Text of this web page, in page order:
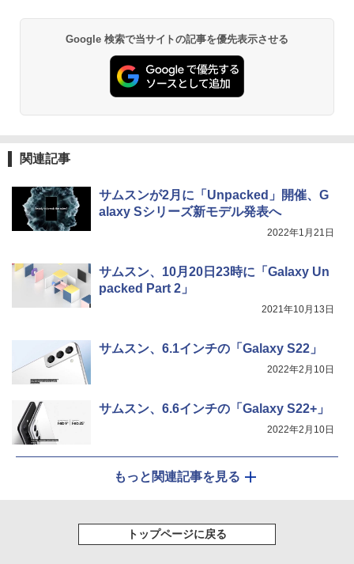
Google 検索で当サイトの記事を優先表示させる
関連記事
サムスンが2月に「Unpacked」開催、G
alaxy Sシリーズ新モデル発表へ
2022年1月21日
サムスン、10月20日23時に「Galaxy Un
packed Part 2」
2021年10月13日
サムスン、6.1インチの「Galaxy S22」
2022年2月10日
サムスン、6.6インチの「Galaxy S22+」
2022年2月10日
もっと関連記事を見る
トップページに戻る